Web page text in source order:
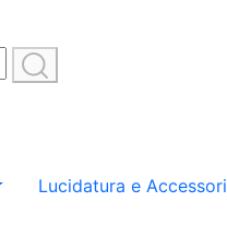
Lucidatura e Accessori